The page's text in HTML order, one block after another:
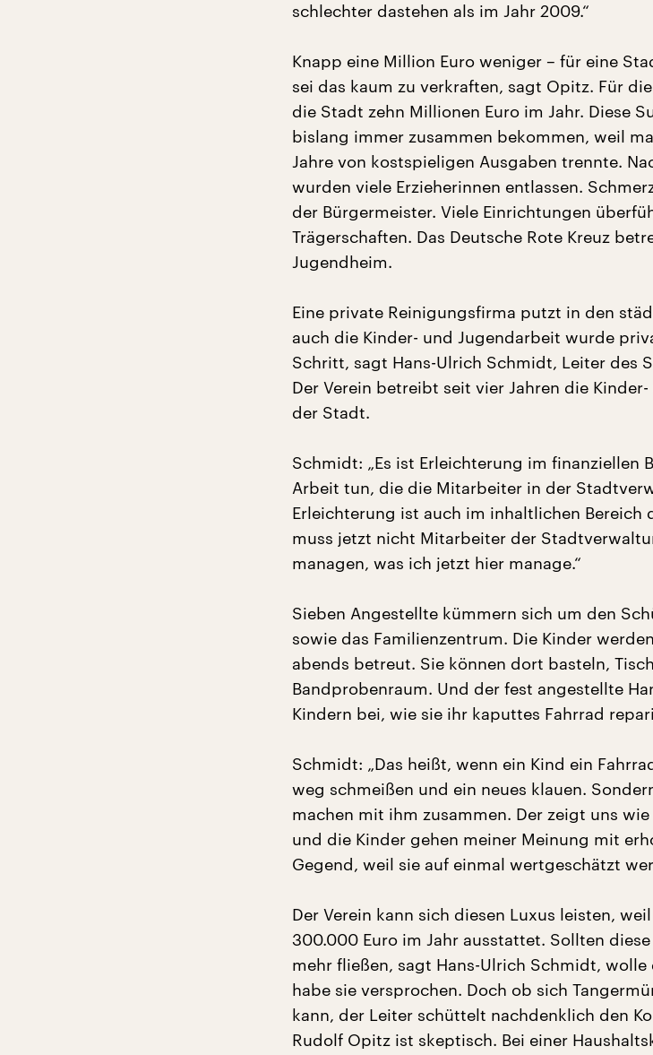
schlechter dastehen als im Jahr 2009.“
Knapp eine Million Euro weniger – für eine
sei das kaum zu verkraften, sagt Opitz. Für
die Stadt zehn Millionen Euro im Jahr. Diese
bislang immer zusammen bekommen, weil
Jahre von kostspieligen Ausgaben trennte.
wurden viele Erzieherinnen entlassen.
der Bürgermeister. Viele Einrichtungen
Trägerschaften. Das Deutsche Rote Kreuz
Jugendheim.
Eine private Reinigungsfirma putzt in den
auch die Kinder- und Jugendarbeit wurde
Schritt, sagt Hans-Ulrich Schmidt, Leiter des
Der Verein betreibt seit vier Jahren die
der Stadt.
Schmidt: „Es ist Erleichterung im finanziellen
Arbeit tun, die die Mitarbeiter in der
Erleichterung ist auch im inhaltlichen Bereich
muss jetzt nicht Mitarbeiter der
managen, was ich jetzt hier manage.“
Sieben Angestellte kümmern sich um den
sowie das Familienzentrum. Die Kinder
abends betreut. Sie können dort basteln,
Bandprobenraum. Und der fest angestellte
Kindern bei, wie sie ihr kaputtes Fahrrad
Schmidt: „Das heißt, wenn ein Kind ein
weg schmeißen und ein neues klauen.
machen mit ihm zusammen. Der zeigt uns
und die Kinder gehen meiner Meinung mit
Gegend, weil sie auf einmal wertgeschätzt
Der Verein kann sich diesen Luxus leisten,
300.000 Euro im Jahr ausstattet. Sollten
mehr fließen, sagt Hans-Ulrich Schmidt,
habe sie versprochen. Doch ob sich
kann, der Leiter schüttelt nachdenklich den
Rudolf Opitz ist skeptisch. Bei einer